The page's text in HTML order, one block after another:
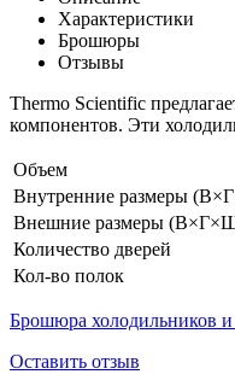
Характеристики
Брошюры
Отзывы
Thermo Scientific
компонентов. Эти
Объем
Внутренние размеры
Внешние размеры
Количество дверей
Кол-во полок
Брошюра холодильников
Оставить отзыв